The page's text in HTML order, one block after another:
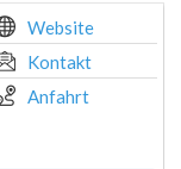
Website
Kontakt
Anfahrt